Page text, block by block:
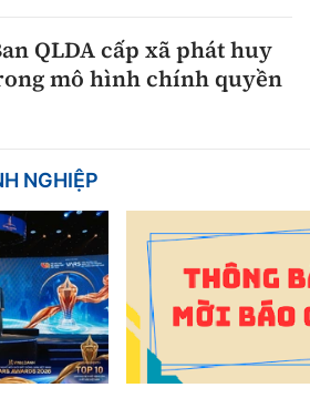
QLDA cấp xã phát huy
mô hình chính quyền
NGHIỆP